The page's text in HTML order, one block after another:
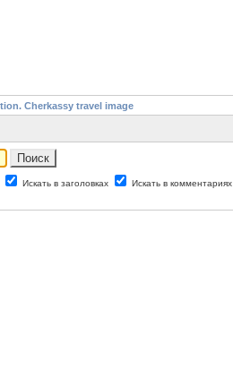
Cherkassy travel image
Cherkassy travel image
Искать в заголовках Искать в комментариях